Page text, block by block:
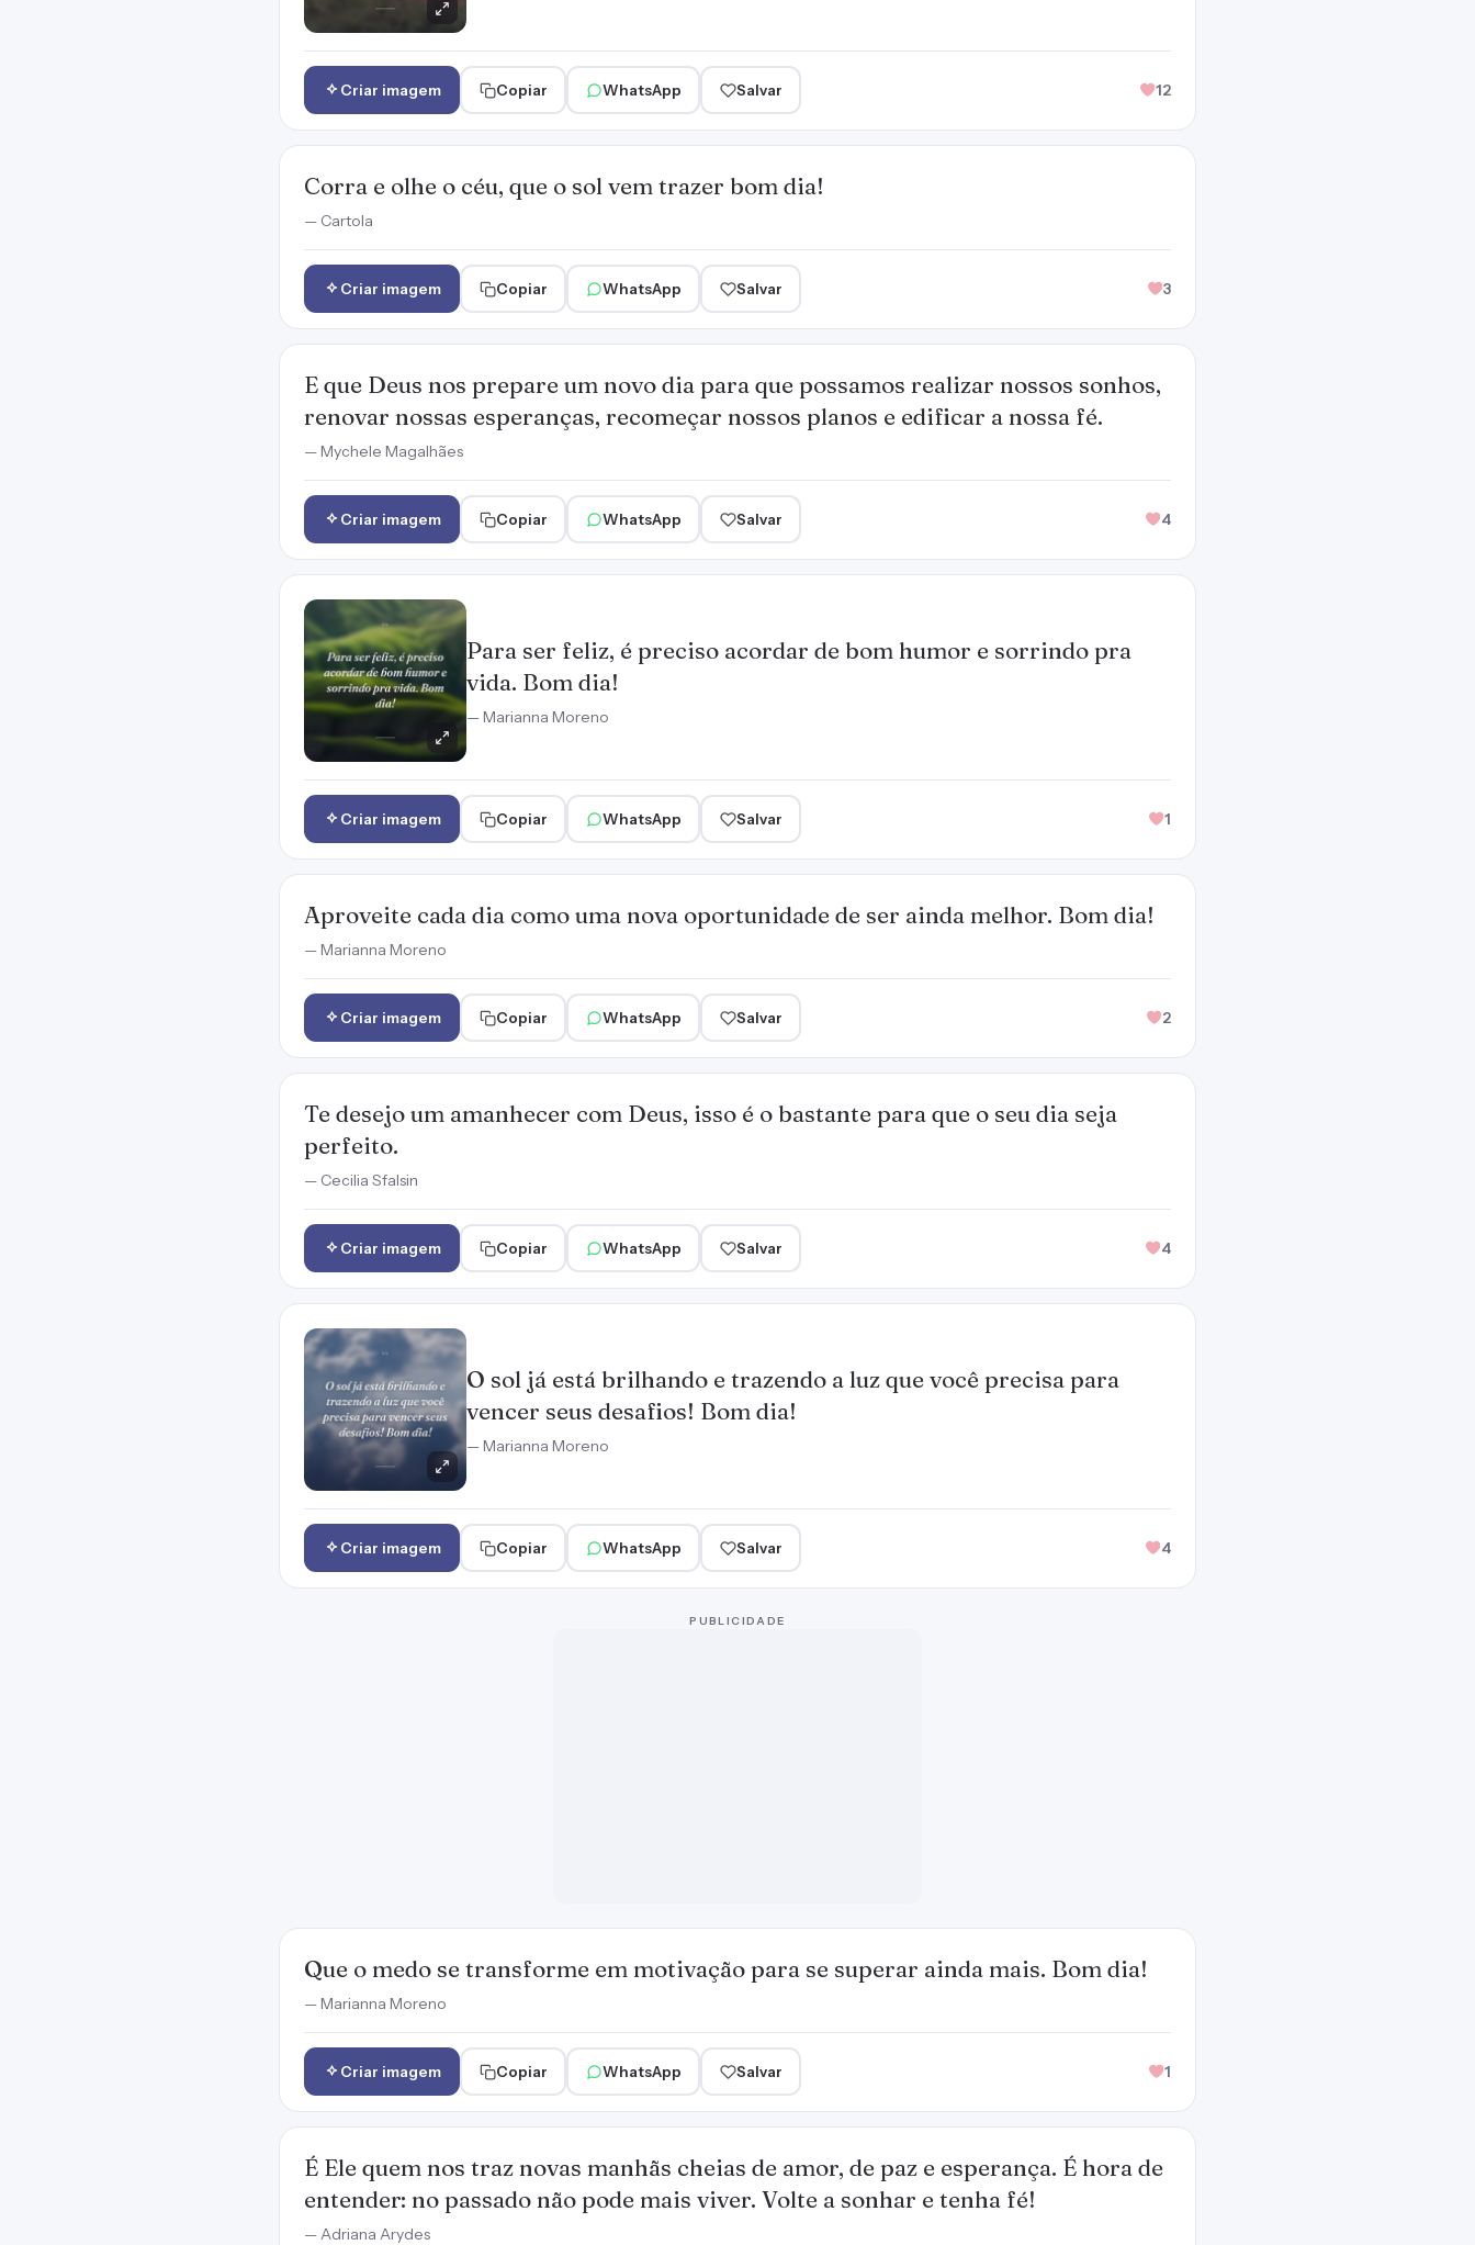
Criar imagem Copiar WhatsApp Salvar 12
Corra e olhe o céu, que o sol vem trazer bom dia!
— Cartola
Criar imagem Copiar WhatsApp Salvar 3
E que Deus nos prepare um novo dia para que possamos realizar nossos sonhos,
renovar nossas esperanças, recomeçar nossos planos e edificar a nossa fé.
— Mychele Magalhães
Criar imagem Copiar WhatsApp Salvar 4
Para ser feliz, é preciso acordar de bom humor e sorrindo pra
vida. Bom dia!
— Marianna Moreno
Criar imagem Copiar WhatsApp Salvar 1
Aproveite cada dia como uma nova oportunidade de ser ainda melhor. Bom dia!
— Marianna Moreno
Criar imagem Copiar WhatsApp Salvar 2
Te desejo um amanhecer com Deus, isso é o bastante para que o seu dia seja
perfeito.
— Cecilia Sfalsin
Criar imagem Copiar WhatsApp Salvar 4
O sol já está brilhando e trazendo a luz que você precisa para
vencer seus desafios! Bom dia!
— Marianna Moreno
Criar imagem Copiar WhatsApp Salvar 4
PUBLICIDADE
Que o medo se transforme em motivação para se superar ainda mais. Bom dia!
— Marianna Moreno
Criar imagem Copiar WhatsApp Salvar 1
É Ele quem nos traz novas manhãs cheias de amor, de paz e esperança. É hora de
entender: no passado não pode mais viver. Volte a sonhar e tenha fé!
— Adriana Arydes